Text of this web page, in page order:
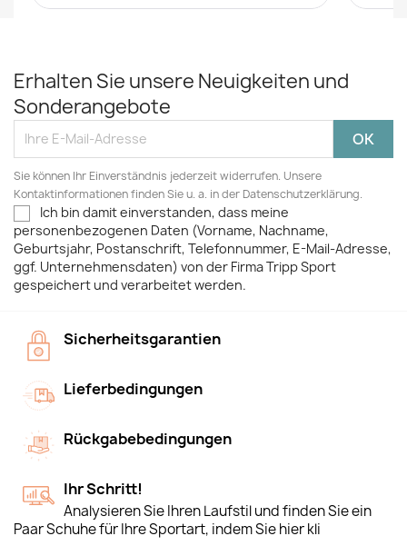
Erhalten Sie unsere Neuigkeiten und
Sonderangebote
Sie können Ihr Einverständnis jederzeit widerrufen. Unsere
Kontaktinformationen finden Sie u. a. in der Datenschutzerklärung.
Ich bin damit einverstanden, dass meine
personenbezogenen Daten (Vorname, Nachname,
Geburtsjahr, Postanschrift, Telefonnummer, E-Mail-Adresse,
ggf. Unternehmensdaten) von der Firma Tripp Sport
gespeichert und verarbeitet werden.
Sicherheitsgarantien
Lieferbedingungen
Rückgabebedingungen
Ihr Schritt!
Analysieren Sie Ihren Laufstil und finden Sie ein
Paar Schuhe für Ihre Sportart, indem Sie hier kli